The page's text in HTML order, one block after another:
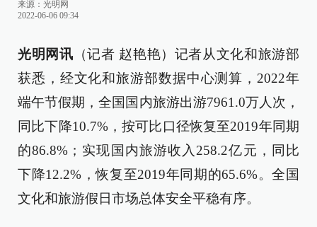
来源： 光明网
2022-06-06 09:34
光明网讯 （记者 赵艳艳）记者从文化和旅游部
获悉，经文化和旅游部数据中心测算，2022年
端午节假期，全国国内旅游出游7961.0万人次，
同比下降10.7%，按可比口径恢复至2019年同期
的86.8%；实现国内旅游收入258.2亿元，同比
下降12.2%，恢复至2019年同期的65.6%。全国
文化和旅游假日市场总体安全平稳有序。